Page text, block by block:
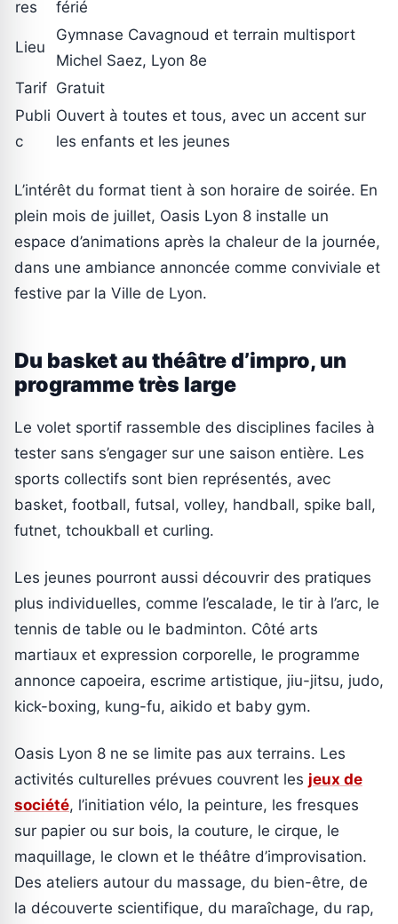
res
férié
Lieu
Gymnase Cavagnoud et terrain multisport
Michel Saez, Lyon 8e
Tarif Gratuit
Publi
c
Ouvert à toutes et tous, avec un accent sur
les enfants et les jeunes
L’intérêt du format tient à son horaire de soirée. En
plein mois de juillet, Oasis Lyon 8 installe un
espace d’animations après la chaleur de la journée,
dans une ambiance annoncée comme conviviale et
festive par la Ville de Lyon.
Du basket au théâtre d’impro, un
programme très large
Le volet sportif rassemble des disciplines faciles à
tester sans s’engager sur une saison entière. Les
sports collectifs sont bien représentés, avec
basket, football, futsal, volley, handball, spike ball,
futnet, tchoukball et curling.
Les jeunes pourront aussi découvrir des pratiques
plus individuelles, comme l’escalade, le tir à l’arc, le
tennis de table ou le badminton. Côté arts
martiaux et expression corporelle, le programme
annonce capoeira, escrime artistique, jiu-jitsu, judo,
kick-boxing, kung-fu, aikido et baby gym.
Oasis Lyon 8 ne se limite pas aux terrains. Les
activités culturelles prévues couvrent les jeux de
société, l’initiation vélo, la peinture, les fresques
sur papier ou sur bois, la couture, le cirque, le
maquillage, le clown et le théâtre d’improvisation.
Des ateliers autour du massage, du bien-être, de
la découverte scientifique, du maraîchage, du rap,